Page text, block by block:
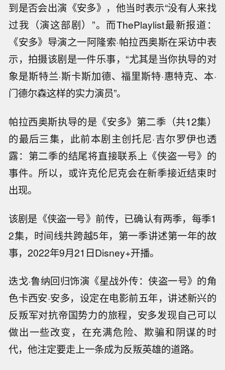
到是否会出演《安多》，他当时表示“没有人来找
过我（演这部剧）”。而ThePlaylist最新报道：
《安多》导演之一阿隆索·帕拉西奥斯在采访中表
示，拍摄该剧是一件乐事，“尤其是当你执导的对
象是斯特兰·斯卡斯加德、福里斯特·惠特克、本·
门德尔森这样的实力演员”。
帕拉西奥斯执导的是《安多》第二季（共12集）
的最后三集，此前本剧主创托尼·吉尔罗伊也透
露：第二季的结尾将直接联系上《侠盗一号》的
事件。所以，或许克伦尼克会在新季接近结束时
出现。
该剧是《侠盗一号》前传，已确认有两季，每季1
2集，时间线共跨越5年，第一季讲述第一年的故
事，2022年9月21日Disney+开播。
迭戈·鲁纳回归饰演《星战外传：侠盗一号》的角
色卡西安·安多，设定在电影前五年，讲述新兴的
反叛军对抗帝国势力的旅程，安多发现自己可以
做出一些改变，在充满危险、欺骗和阴谋的时
代，他注定要走上一条成为反叛英雄的道路。